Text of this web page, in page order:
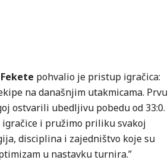
pohvalio je pristup igračica:
na današnjim utakmicama. Prvu
ostvarili ubedljivu pobedu od 33:0.
igračice i pružimo priliku svakoj
disciplina i zajedništvo koje su
u nastavku turnira.”